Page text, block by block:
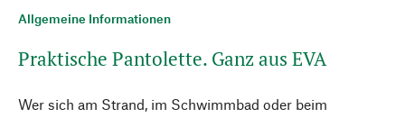
Allgemeine Informationen
Praktische Pantolette. Ganz aus EVA
Wer sich am Strand, im Schwimmbad oder beim